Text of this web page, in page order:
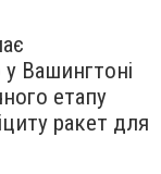
Вашингтоні
етапу
ракет для